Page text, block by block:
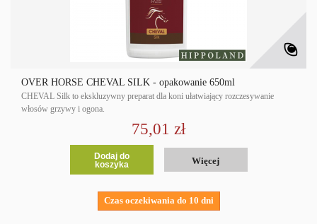
OVER HORSE CHEVAL SILK - opakowanie 650ml
CHEVAL Silk to ekskluzywny preparat dla koni ułatwiający rozczesywanie
włosów grzywy i ogona.
75,01 zł
Dodaj do
koszyka
Więcej
Czas oczekiwania do 10 dni